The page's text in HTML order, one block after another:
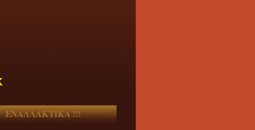
ΕΝΑΛΛΑΚΤΙΚΑ !!!